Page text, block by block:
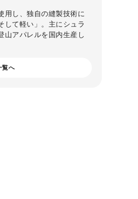
用し、独自の縫製技術に
して軽い」。主にシュラ
山アパレルを国内生産し
覧へ